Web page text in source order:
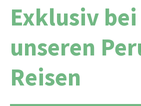
Exklusiv bei
unseren
Reisen